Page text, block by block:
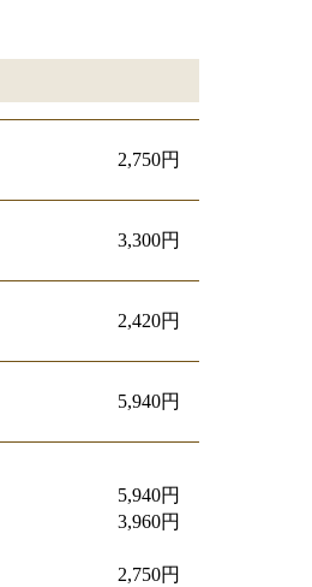
2,750円
3,300円
2,420円
5,940円
5,940円
3,960円
2,750円